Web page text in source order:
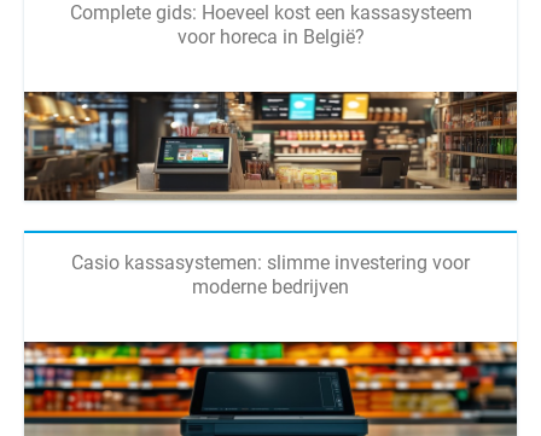
Complete gids: Hoeveel kost een kassasysteem
voor horeca in België?
Casio kassasystemen: slimme investering voor
moderne bedrijven